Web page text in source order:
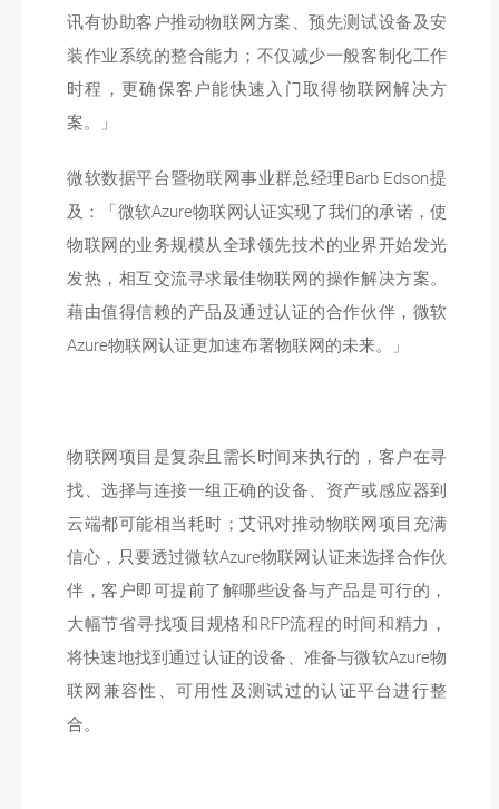
讯有协助客户推动物联网方案、预先测试设备及安
装作业系统的整合能力；不仅减少一般客制化工作
时程，更确保客户能快速入门取得物联网解决方
案。」
微软数据平台暨物联网事业群总经理Barb Edson提
及：「微软Azure物联网认证实现了我们的承诺，使
物联网的业务规模从全球领先技术的业界开始发光
发热，相互交流寻求最佳物联网的操作解决方案。
藉由值得信赖的产品及通过认证的合作伙伴，微软
Azure物联网认证更加速布署物联网的未来。」
物联网项目是复杂且需长时间来执行的，客户在寻
找、选择与连接一组正确的设备、资产或感应器到
云端都可能相当耗时；艾讯对推动物联网项目充满
信心，只要透过微软Azure物联网认证来选择合作伙
伴，客户即可提前了解哪些设备与产品是可行的，
大幅节省寻找项目规格和RFP流程的时间和精力，
将快速地找到通过认证的设备、准备与微软Azure物
联网兼容性、可用性及测试过的认证平台进行整
合。